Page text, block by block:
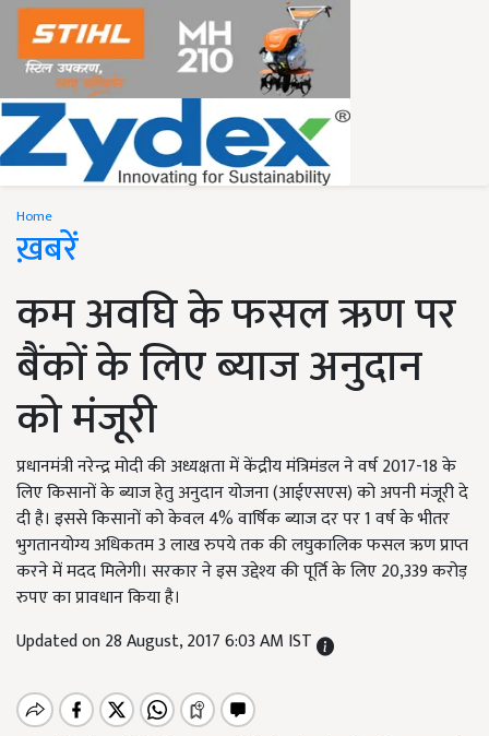
Home
ख़बरें
कम अवघि के फसल ऋण पर
बैंकों के लिए ब्‍याज अनुदान
को मंजूरी
प्रधानमंत्री नरेन्‍द्र मोदी की अध्यक्षता में केंद्रीय मंत्रिमंडल ने वर्ष 2017-18 के
लिए किसानों के ब्याज हेतु अनुदान योजना (आईएसएस) को अपनी मंजूरी दे
दी है। इससे किसानों को केवल 4% वार्षिक ब्याज दर पर 1 वर्ष के भीतर
भुगतानयोग्य अधिकतम 3 लाख रुपये तक की लघुकालिक फसल ऋण प्राप्त
करने में मदद मिलेगी। सरकार ने इस उद्देश्य की पूर्ति के लिए 20,339 करोड़
रुपए का प्रावधान किया है।
Updated on 28 August, 2017 6:03 AM IST